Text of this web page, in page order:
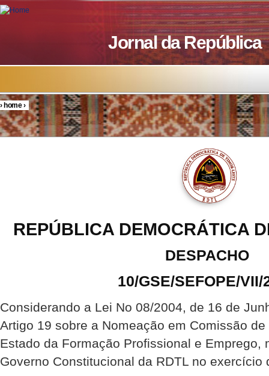
Skip to main content
Jornal da República
You are here
›home›
REPÚBLICA DEMOCRÁTICA
DESPACHO
10/GSE/SEFOPE/VII/
Considerando a Lei No 08/2004, de 16 de
Artigo 19 sobre a Nomeação em Comissão
Estado da Formação Profissional e Emprego,
Governo Constitucional da RDTL no